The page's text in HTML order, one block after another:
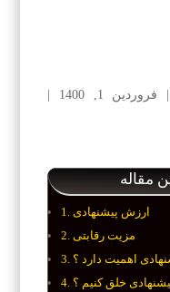
فروردین 1, 1400
مقاله
ارزش پیشنهادی
مزیت رقابتی
اهمیت دارد ؟
خلق کنیم ؟